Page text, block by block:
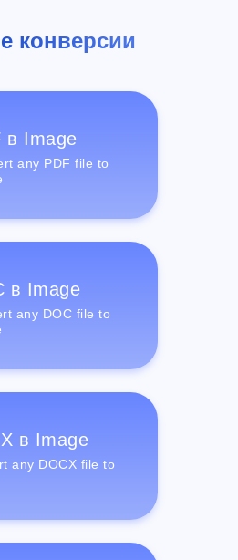
конверсии
в Image
any PDF file to
в Image
any DOC file to
в Image
any DOCX file to